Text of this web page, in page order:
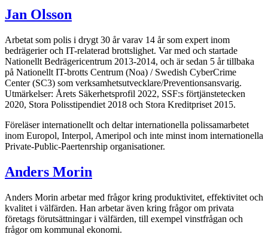
Jan Olsson
Arbetat som polis i drygt 30 år varav 14 år som expert inom
bedrägerier och IT-relaterad brottslighet. Var med och startade
Nationellt Bedrägericentrum 2013-2014, och är sedan 5 år tillbaka
på Nationellt IT-brotts Centrum (Noa) / Swedish CyberCrime
Center (SC3) som verksamhetsutvecklare/Preventionsansvarig.
Utmärkelser: Årets Säkerhetsprofil 2022, SSF:s förtjänstetecken
2020, Stora Polisstipendiet 2018 och Stora Kreditpriset 2015.
Föreläser internationellt och deltar internationella polissamarbetet
inom Europol, Interpol, Ameripol och inte minst inom internationella
Private-Public-Paertenrship organisationer.
Anders Morin
Anders Morin arbetar med frågor kring produktivitet, effektivitet och
kvalitet i välfärden. Han arbetar även kring frågor om privata
företags förutsättningar i välfärden, till exempel vinstfrågan och
frågor om kommunal ekonomi.